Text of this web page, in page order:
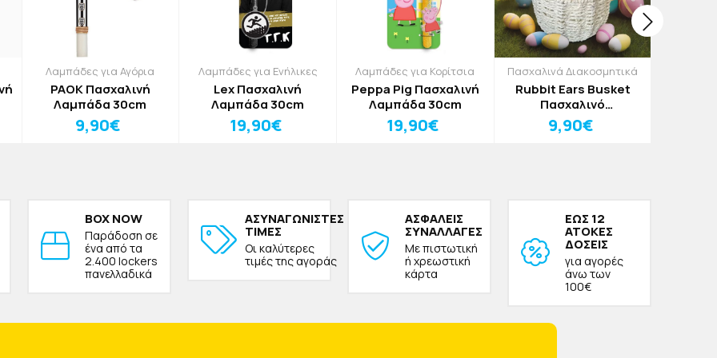
Λαμπάδες για Αγόρια
PAOK Πασχαλινή
Λαμπάδα 30cm
9,90€
Λαμπάδες για Ενήλικες
Lex Πασχαλινή
Λαμπάδα 30cm
19,90€
Λαμπάδες για Κορίτσια
Peppa Pig Πασχαλινή
Λαμπάδα 30cm
19,90€
Πασχαλινά Διακοσμητικά
Rubbit Ears Busket
Πασχαλινό
Διακοσμητικό Καλάθι
9,90€
BOX NOW
Παράδοση σε
ένα από τα
2.400 lockers
πανελλαδικά
ΑΣΥΝΑΓΩΝΙΣΤΕΣ
ΤΙΜΕΣ
Οι καλύτερες
τιμές της αγοράς
ΑΣΦΑΛΕΙΣ
ΣΥΝΑΛΛΑΓΕΣ
Με πιστωτική
ή χρεωστική
κάρτα
ΕΩΣ 12
ΑΤΟΚΕΣ
ΔΟΣΕΙΣ
για αγορές
άνω των
100€